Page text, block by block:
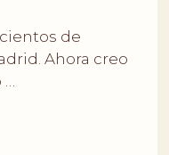
de
Ahora creo
…